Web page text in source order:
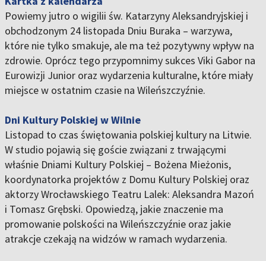
Powiemy jutro o wigilii św. Katarzyny Aleksandryjskiej i
obchodzonym 24 listopada Dniu Buraka – warzywa,
które nie tylko smakuje, ale ma też pozytywny wpływ na
zdrowie. Oprócz tego przypomnimy sukces Viki Gabor na
Eurowizji Junior oraz wydarzenia kulturalne, które miały
miejsce w ostatnim czasie na Wileńszczyźnie.
Dni Kultury Polskiej w Wilnie
Listopad to czas świętowania polskiej kultury na Litwie.
W studio pojawią się goście związani z trwającymi
właśnie Dniami Kultury Polskiej – Bożena Mieżonis,
koordynatorka projektów z Domu Kultury Polskiej oraz
aktorzy Wrocławskiego Teatru Lalek: Aleksandra Mazoń
i Tomasz Grębski. Opowiedzą, jakie znaczenie ma
promowanie polskości na Wileńszczyźnie oraz jakie
atrakcje czekają na widzów w ramach wydarzenia.